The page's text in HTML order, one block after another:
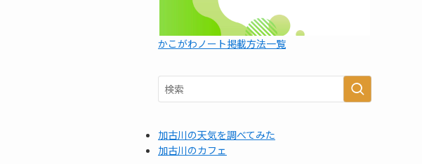
かこがわノート掲載方法一覧
加古川の天気を調べてみた
加古川のカフェ